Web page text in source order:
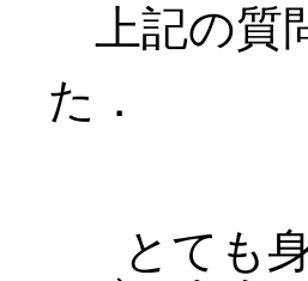
上記の質
た．
とても